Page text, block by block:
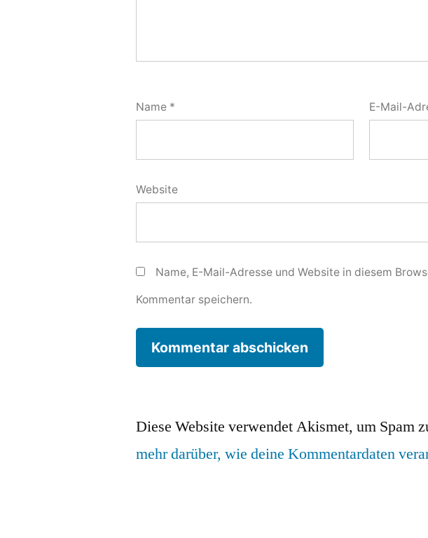
Name * E-Mail-
Website
Name, E-Mail-Adresse und Website in diesem
Kommentar speichern.
Diese Website verwendet Akismet, um Spam
mehr darüber, wie deine Kommentardaten